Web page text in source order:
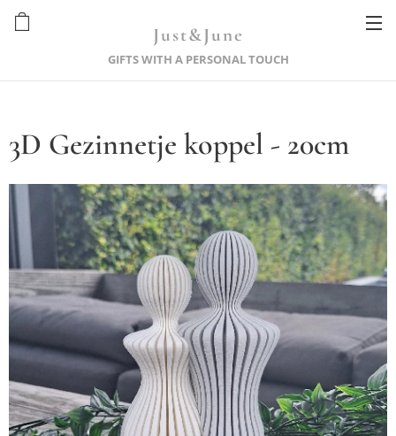
Just&June
GIFTS WITH A PERSONAL TOUCH
3D Gezinnetje koppel - 20cm